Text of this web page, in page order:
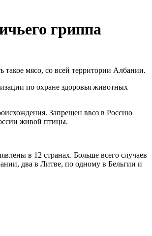
гриппа
мясо, со всей территории Албании.
по охране здоровья животных
Запрещен ввоз в Россию
живой птицы.
в 12 странах. Больше всего случаев
два в Литве, по одному в Бельгии и